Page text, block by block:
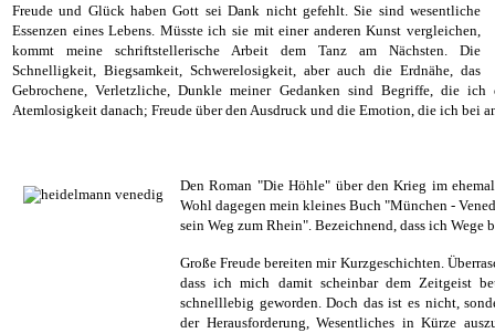
Freude und Glück haben Gott sei Dank nicht gefehlt. Sie sind wesentliche
Essenzen eines Lebens. Müsste ich sie mit einer anderen Kunst vergleichen,
kommt meine schriftstellerische Arbeit dem Tanz am Nächsten. Die
Schnelligkeit, Biegsamkeit, Schwerelosigkeit, aber auch die Erdnähe, das
Gebrochene, Verletzliche, Dunkle meiner Gedanken sind Begriffe, die
Atemlosigkeit danach; Freude über den Ausdruck und die Emotion, die ich bei
Den Roman "Die Höhle" über den Krieg im
Wohl dagegen mein kleines Buch "München -
sein Weg zum Rhein". Bezeichnend, dass ich Wege
Große Freude bereiten mir Kurzgeschichten.
dass ich mich damit scheinbar dem Zeitgeist
schnelllebig geworden. Doch das ist es nicht,
der Herausforderung, Wesentliches in Kürze